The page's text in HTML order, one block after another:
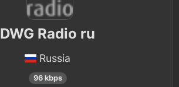
DWG Radio ru
Russia
96 kbps